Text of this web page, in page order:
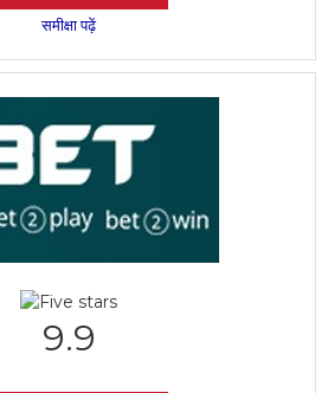
समीक्षा पढ़ें
9.9